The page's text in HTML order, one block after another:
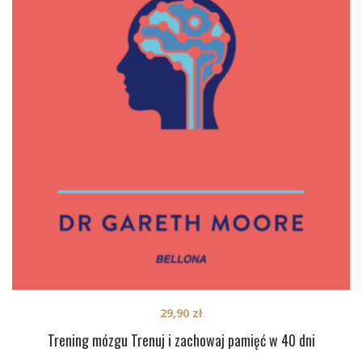
Trening mózgu Trenuj i zachowaj pamięć w 40 dni
29,90 zł